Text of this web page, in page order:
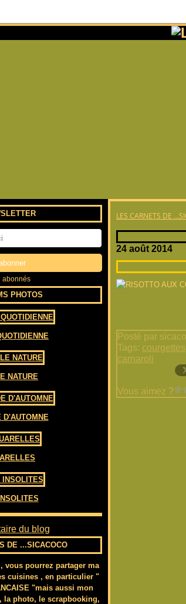
abonnés
PHOTOS
NATURE
D'AUTOMNE
du blog
DE ...SICACOCO
vous pourrez partager ma
cuisines , en particulier "
"mais aussi mon
la photo, le scrapbooking,
LES CARNETS DE
24 août 2014
Posté par
Tags: courgettes
carnaroli
Vous aimez ?